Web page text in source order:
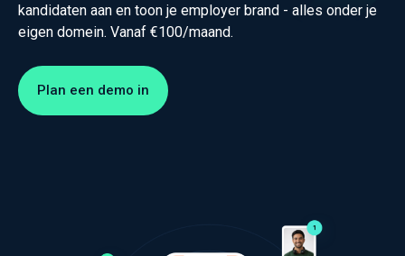
kandidaten aan en toon je employer brand - alles onder je
eigen domein. Vanaf €100/maand.
Plan een demo in